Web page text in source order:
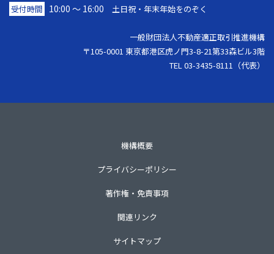
受付時間 10:00 ～ 16:00 土日祝・年末年始をのぞく
一般財団法人不動産適正取引推進機構
〒105-0001 東京都港区虎ノ門3-8-21第33森ビル3階
TEL 03-3435-8111（代表）
機構概要
プライバシーポリシー
著作権・免責事項
関連リンク
サイトマップ